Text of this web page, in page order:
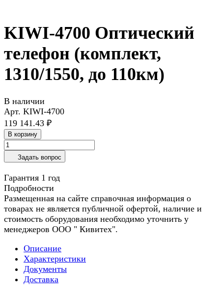
KIWI-4700 Оптический
телефон (комплект,
1310/1550, до 110км)
В наличии
Арт. KIWI-4700
119 141.43 ₽
В корзину
Задать вопрос
Гарантия 1 год
Подробности
Размещенная на сайте справочная информация о
товарах не является публичной офертой, наличие и
стоимость оборудования необходимо уточнить у
менеджеров ООО " Кивитех".
Описание
Характеристики
Документы
Доставка